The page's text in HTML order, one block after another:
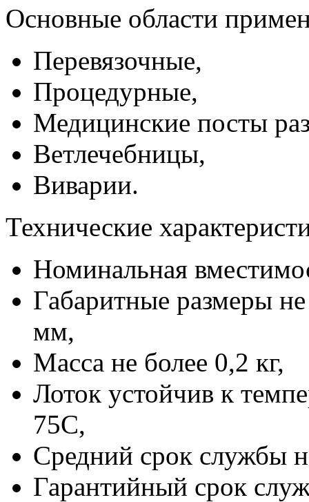
Основные области
Перевязочные,
Процедурные,
Медицинские посты
Ветлечебницы,
Виварии.
Технические
Номинальная
Габаритные размеры
мм,
Масса не более 0,2 кг,
Лоток устойчив к
75С,
Средний срок службы
Гарантийный срок